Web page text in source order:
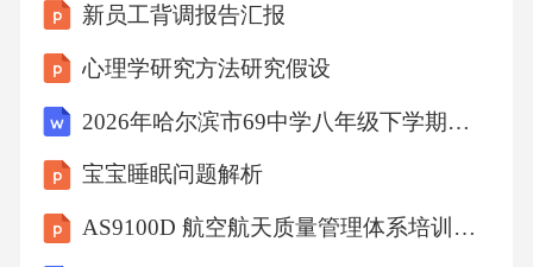
B、世事洞明皆学问，人情练达即文章
D、先天下之忧而忧，后天下之乐而乐
【答案】：DA项，出自《滕王阁序》，作者是
新员工背调报告汇报
心理学研究方法研究假设
2026年哈尔滨市69中学八年级下学期期中语文试题及答案0508
宝宝睡眠问题解析
AS9100D 航空航天质量管理体系培训课件